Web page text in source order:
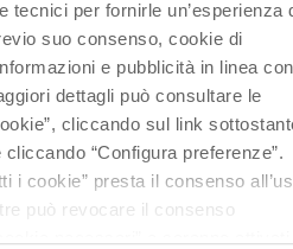
tecnici per fornirle un’esperienza
suo consenso, cookie di
e pubblicità in linea con
dettagli può consultare le
cliccando sul link
“Configura preferenze”.
i cookie” presta il consenso
può revocare il consenso
delle Fattispecie di reato rilevanti APT
i 10 “must” dell’estate 2026
Terrazza della Dolce